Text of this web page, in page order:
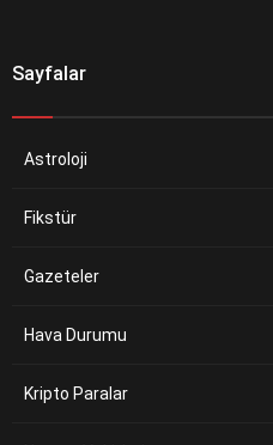
Sayfalar
Astroloji
Fikstür
Gazeteler
Hava Durumu
Kripto Paralar